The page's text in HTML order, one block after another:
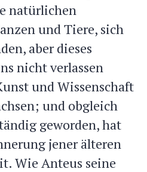
natürlichen
und Tiere, sich
aber dieses
nicht verlassen
und Wissenschaft
und obgleich
geworden, hat
jener älteren
Wie Anteus seine